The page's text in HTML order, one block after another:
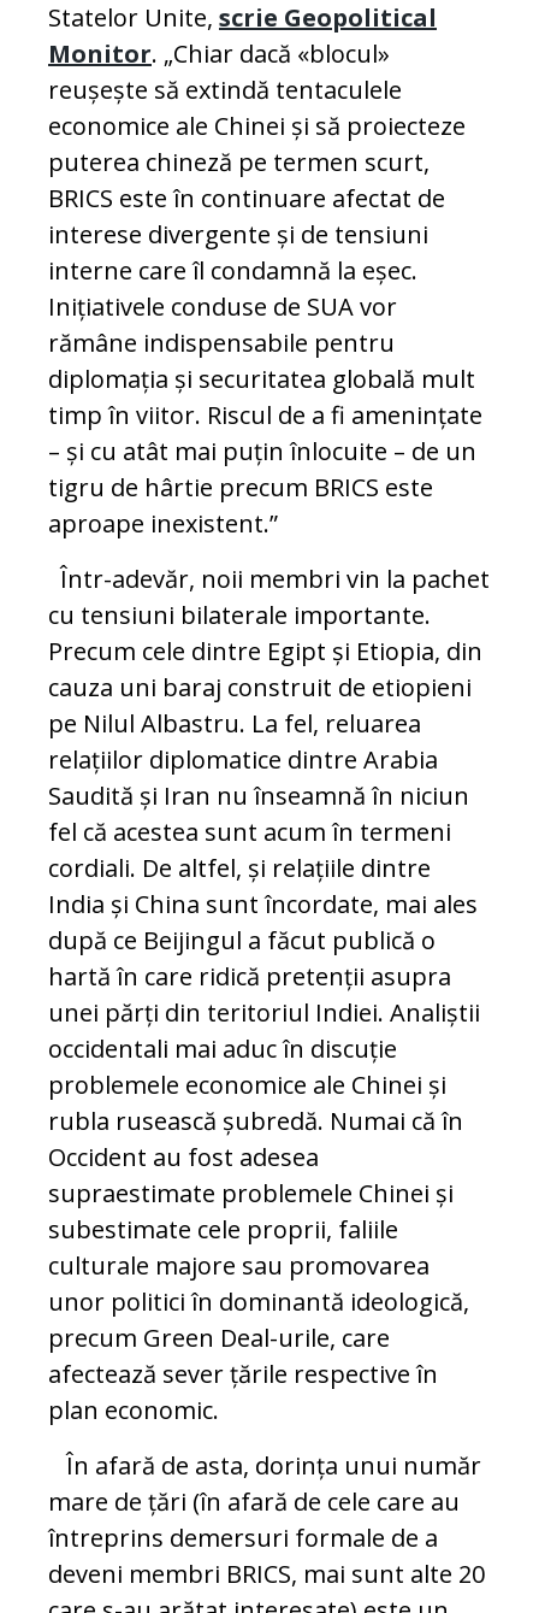
Statelor Unite, scrie Geopolitical
Monitor. „Chiar dacă «blocul»
reușește să extindă tentaculele
economice ale Chinei și să proiecteze
puterea chineză pe termen scurt,
BRICS este în continuare afectat de
interese divergente și de tensiuni
interne care îl condamnă la eșec.
Inițiativele conduse de SUA vor
rămâne indispensabile pentru
diplomația și securitatea globală mult
timp în viitor. Riscul de a fi amenințate
– și cu atât mai puțin înlocuite – de un
tigru de hârtie precum BRICS este
aproape inexistent.”
Într-adevăr, noii membri vin la pachet
cu tensiuni bilaterale importante.
Precum cele dintre Egipt și Etiopia, din
cauza uni baraj construit de etiopieni
pe Nilul Albastru. La fel, reluarea
relațiilor diplomatice dintre Arabia
Saudită și Iran nu înseamnă în niciun
fel că acestea sunt acum în termeni
cordiali. De altfel, și relațiile dintre
India și China sunt încordate, mai ales
după ce Beijingul a făcut publică o
hartă în care ridică pretenții asupra
unei părți din teritoriul Indiei. Analiștii
occidentali mai aduc în discuție
problemele economice ale Chinei și
rubla rusească șubredă. Numai că în
Occident au fost adesea
supraestimate problemele Chinei și
subestimate cele proprii, faliile
culturale majore sau promovarea
unor politici în dominantă ideologică,
precum Green Deal-urile, care
afectează sever țările respective în
plan economic.
În afară de asta, dorința unui număr
mare de țări (în afară de cele care au
întreprins demersuri formale de a
deveni membri BRICS, mai sunt alte 20